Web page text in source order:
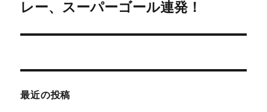
の
稿:
レー、スーパーゴール連発！
最近の投稿